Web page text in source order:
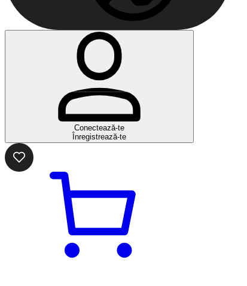
Conectează-te
Înregistrează-te